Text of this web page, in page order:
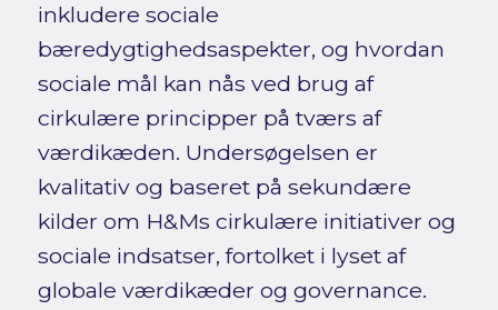
inkludere sociale
bæredygtighedsaspekter, og hvordan
sociale mål kan nås ved brug af
cirkulære principper på tværs af
værdikæden. Undersøgelsen er
kvalitativ og baseret på sekundære
kilder om H&Ms cirkulære initiativer og
sociale indsatser, fortolket i lyset af
globale værdikæder og governance.